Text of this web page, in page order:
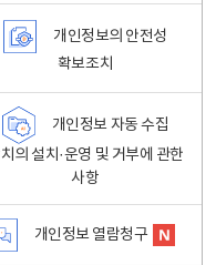
개인정보의 안전성
확보조치
개인정보 자동 수집
의 설치·운영 및 거부에 관한
사항
개인정보 열람청구